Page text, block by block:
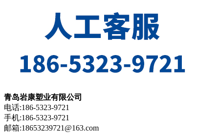
青岛岩康塑业有限公司
电话:186-5323-9721
手机:186-5323-9721
邮箱:18653239721@163.com